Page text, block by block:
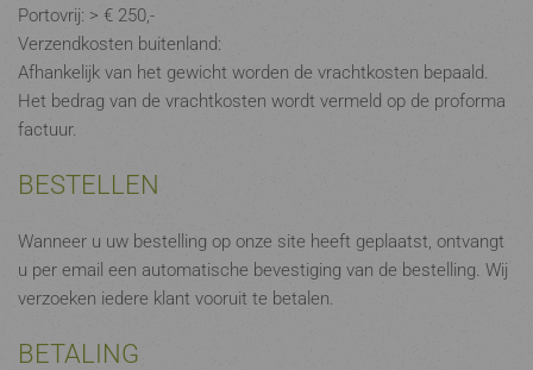
Portovrij: > € 250,-
Verzendkosten buitenland:
Afhankelijk van het gewicht worden de vrachtkosten bepaald.
Het bedrag van de vrachtkosten wordt vermeld op de proforma
factuur.
BESTELLEN
Wanneer u uw bestelling op onze site heeft geplaatst, ontvangt
u per email een automatische bevestiging van de bestelling. Wij
verzoeken iedere klant vooruit te betalen.
BETALING